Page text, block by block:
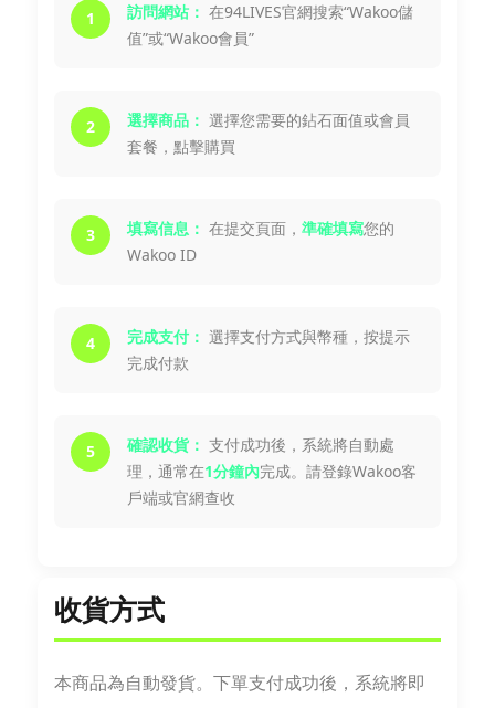
1 訪問網站： 在94LIVES官網搜索“Wakoo儲
值”或“Wakoo會員”
2 選擇商品： 選擇您需要的鉆石面值或會員
套餐，點擊購買
3 填寫信息： 在提交頁面，準確填寫您的
Wakoo ID
4 完成支付： 選擇支付方式與幣種，按提示
完成付款
5 確認收貨： 支付成功後，系統將自動處
理，通常在1分鐘內完成。請登錄Wakoo客
戶端或官網查收
收貨方式
本商品為自動發貨。下單支付成功後，系統將即